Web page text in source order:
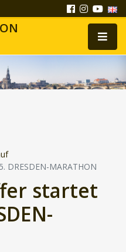
DRESDEN-MARATHON
startet